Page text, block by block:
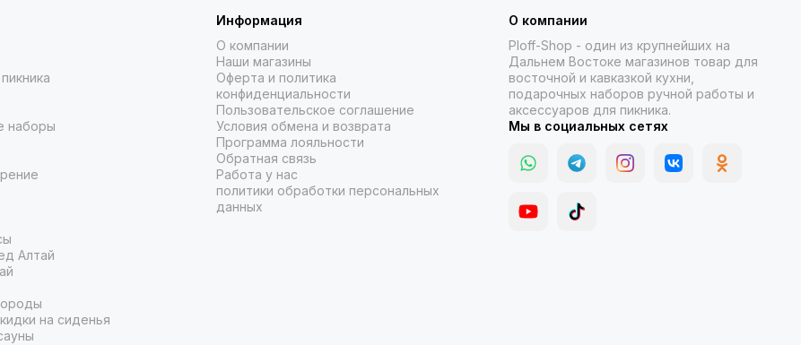
наборы
Алтай
на сиденья
Информация
О компании
Наши магазины
Оферта и политика
конфиденциальности
Пользовательское соглашение
Условия обмена и возврата
Программа лояльности
Обратная связь
Работа у нас
политики обработки персональных
данных
О компании
Ploff-Shop - один из крупнейших на
Дальнем Востоке магазинов товар для
восточной и кавказкой кухни,
подарочных наборов ручной работы и
аксессуаров для пикника.
Мы в социальных сетях